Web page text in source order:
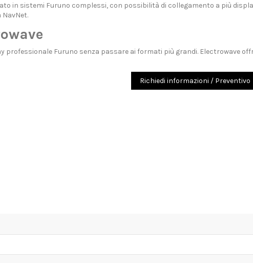
in sistemi Furuno complessi, con possibilità di collegamento a più
professionale Furuno senza passare ai formati più grandi. Electrowave
Richiedi informazioni / Preventivo